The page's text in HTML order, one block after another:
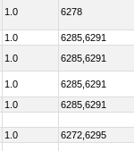
1.0 6278
1.0
6285,6291
1.0 6285,6291
1.0
6285,6291
1.0
6285,6291
1.0
6272,6295